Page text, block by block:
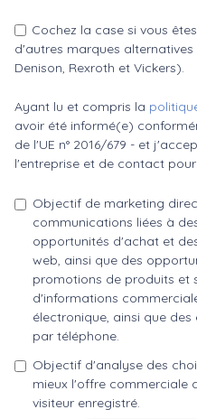
Cochez la case si vous
d'autres marques
Denison, Rexroth et Vickers).
Ayant lu et compris la
avoir été informé(e)
de l'UE n° 2016/679 - et
l'entreprise et de contact pour:
Objectif de marketing
communications liées à
opportunités d'achat et
web, ainsi que des
promotions de produits et
d'informations
électronique, ainsi que
par téléphone.
Objectif d'analyse des
mieux l'offre commerciale
visiteur enregistré.